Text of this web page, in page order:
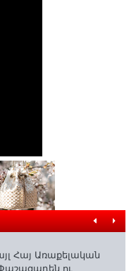
Հայ Առաքելական
Փաշազադեն ու